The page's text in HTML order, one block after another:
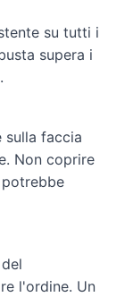
su tutti i
supera i
sulla faccia
Non coprire
l'ordine. Un